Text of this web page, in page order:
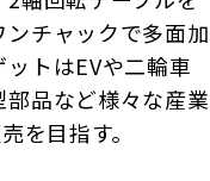
チャックで多面加
トはEVや二輪車
品など様々な産業
を目指す。